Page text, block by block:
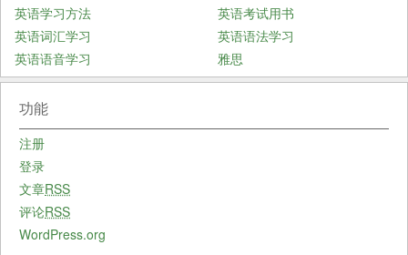
英语学习方法
英语考试用书
英语词汇学习
英语语法学习
英语语音学习
雅思
功能
注册
登录
文章RSS
评论RSS
WordPress.org